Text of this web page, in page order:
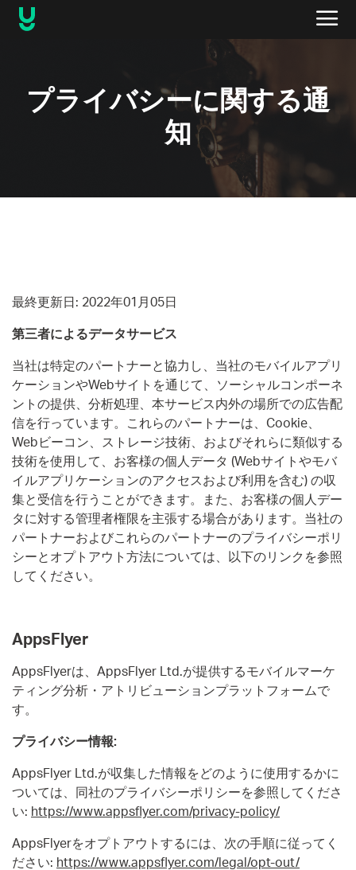
プライバシーに関する通
知
最終更新日 : 2022年01 月05日
第三者によるデータサービス
当社は特定のパートナーと協力し、当社のモバイルアプリ
ケーションやWebサイトを通じて、ソーシャルコンポーネ
ントの提供、分析処理、本サービス内外の場所での広告配
信を行っています。これらのパートナーは、Cookie、
Webビーコン、ストレージ技術、およびそれらに類似する
技術を使用して、お客様の個人データ (Webサイトやモバ
イルアプリケーションのアクセスおよび利用を含む) の収
集と受信を行うことができます。また、お客様の個人デー
タに対する管理者権限を主張する場合があります。当社の
パートナーおよびこれらのパートナーのプライバシーポリ
シーとオプトアウト方法については、以下のリンクを参照
してください。
AppsFlyer
AppsFlyerは、AppsFlyer Ltd.が提供するモバイルマーケ
ティング分析・アトリビューションプラットフォームで
す。
プライバシー情報:
AppsFlyer Ltd.が収集した情報をどのように使用するかに
ついては、同社のプライバシーポリシーを参照してくださ
い: https://www.appsflyer.com/privacy-policy/
AppsFlyerをオプトアウトするには、次の手順に従ってく
ださい: https://www.appsflyer.com/legal/opt-out/